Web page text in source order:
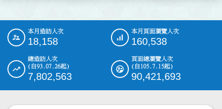
::: 本月造訪人次
18,158
本月頁面瀏覽人次
160,538
總造訪人次
(自93.07.26起)
7,802,563
頁面總瀏覽人次
(自105.7.15起)
90,421,693